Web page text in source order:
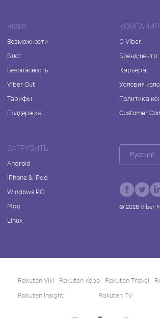
VIBER
Возможности
Блог
Безопасность
Viber Out
Тарифы
Поддержка
КОМПАНИЯ
О Viber
Бренд-центр
Карьера
Условия
Политика
Customer
ЗАГРУЗИТЬ
Android
iPhone & iPad
Windows PC
Mac
Linux
Русский
© 2026Viber
Rakuten Viki Rakuten Kobo Rakuten Travel
Rakuten Insight
Rakuten TV